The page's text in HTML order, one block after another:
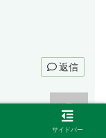
返信
サイドバー